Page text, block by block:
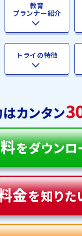
教育
プランナー紹介
トライの特徴